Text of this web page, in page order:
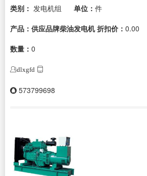
类别： 发电机组 单位： 件
产品：供应品牌柴油发电机 折扣价： 0.00
数量： 0
dlxgfd
573799698